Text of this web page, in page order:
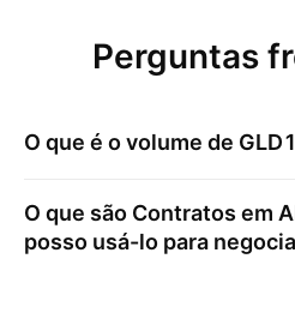
Perguntas
O que é o volume de
O que são Contratos em
posso usá-lo para